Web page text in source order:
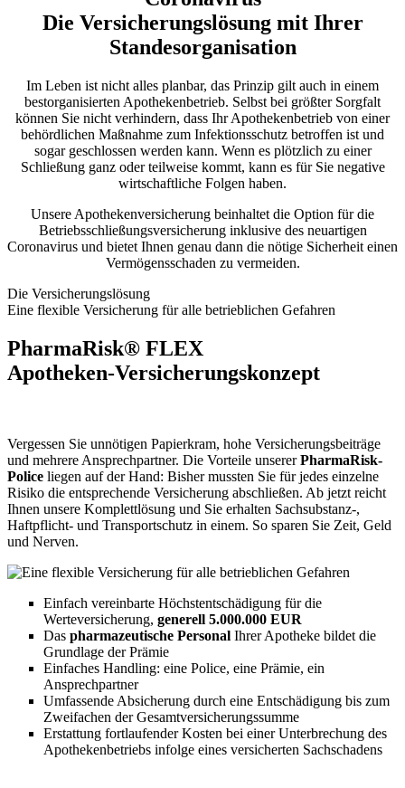
Die Versicherungslösung mit Ihrer
Standesorganisation
Im Leben ist nicht alles planbar, das Prinzip gilt auch in einem
bestorganisierten Apothekenbetrieb. Selbst bei größter Sorgfalt
können Sie nicht verhindern, dass Ihr Apothekenbetrieb von einer
behördlichen Maßnahme zum Infektionsschutz betroffen ist und
sogar geschlossen werden kann. Wenn es plötzlich zu einer
Schließung ganz oder teilweise kommt, kann es für Sie negative
wirtschaftliche Folgen haben.
Unsere Apothekenversicherung beinhaltet die Option für die
Betriebsschließungsversicherung inklusive des neuartigen
Coronavirus und bietet Ihnen genau dann die nötige Sicherheit einen
Vermögensschaden zu vermeiden.
Die Versicherungslösung
Eine flexible Versicherung für alle betrieblichen Gefahren
PharmaRisk® FLEX
Apotheken-Versicherungskonzept
Vergessen Sie unnötigen Papierkram, hohe Versicherungsbeiträge
und mehrere Ansprechpartner. Die Vorteile unsererPharmaRisk-
Police liegen auf der Hand: Bisher mussten Sie für jedes einzelne
Risiko die entsprechende Versicherung abschließen. Ab jetzt reicht
Ihnen unsere Komplettlösung und Sie erhalten Sachsubstanz-,
Haftpflicht- und Transportschutz in einem. So sparen Sie Zeit, Geld
und Nerven.
Einfach vereinbarte Höchstentschädigung für die
Werteversicherung, generell 5.000.000 EUR
Das pharmazeutische Personal Ihrer Apotheke bildet die
Grundlage der Prämie
Einfaches Handling: eine Police, eine Prämie, ein
Ansprechpartner
Umfassende Absicherung durch eine Entschädigung bis zum
Zweifachen der Gesamtversicherungssumme
Erstattung fortlaufender Kosten bei einer Unterbrechung des
Apothekenbetriebs infolge eines versicherten Sachschadens